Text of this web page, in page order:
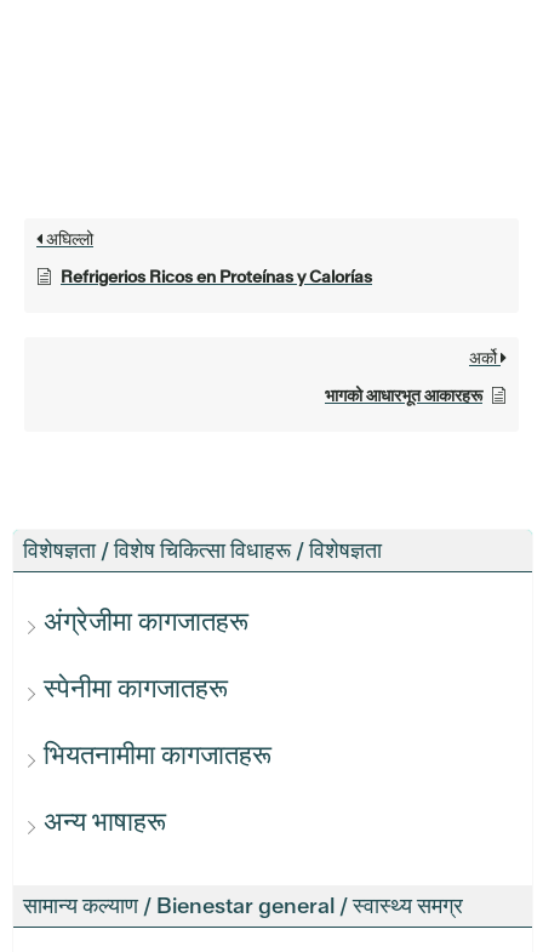
विशेषज्ञता / विशेष चिकित्सा विधाहरू / विशेषज्ञता
अंग्रेजीमा कागजातहरू
स्पेनीमा कागजातहरू
भियतनामीमा कागजातहरू
अन्य भाषाहरू
सामान्य कल्याण / Bienestar general / स्वास्थ्य समग्र
अघिल्लो
Refrigerios Ricos en Proteínas y Calorías
अर्को
भागको आधारभूत आकारहरू